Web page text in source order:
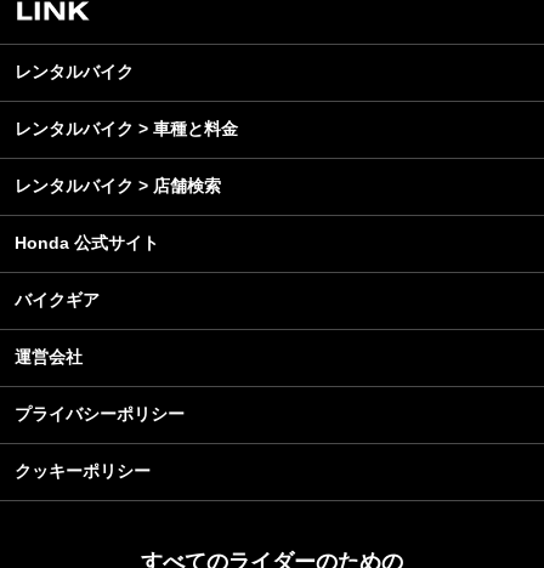
レンタルバイク
レンタルバイク
レンタルバイク > 車種と料金
レンタルバイク > 店舗検索
Honda 公式サイト
バイクギア
運営会社
プライバシーポリシー
クッキーポリシー
すべてのライダーのための